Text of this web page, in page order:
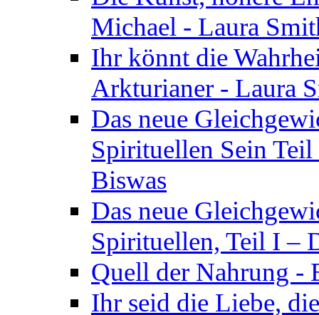
Michael - Laura
Ihr könnt die
Arkturianer - Laura
Das neue
Spirituellen Sein
Biswas
Das neue
Spirituellen, Teil I –
Quell der Nahrung -
Ihr seid die Liebe,